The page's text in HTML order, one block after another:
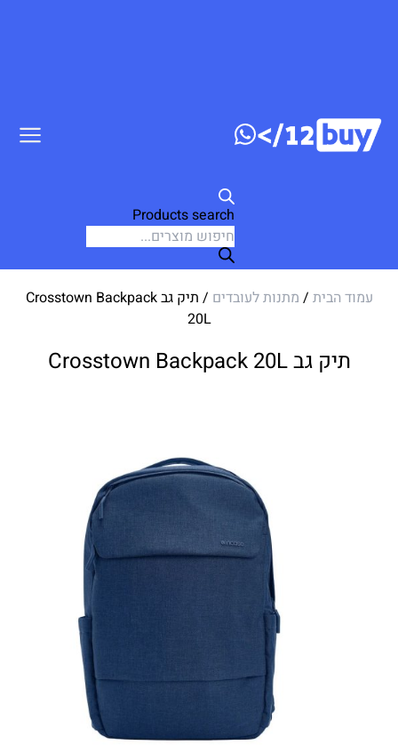
Products search
עמוד הבית/מתנות לעובדים
/ תיק גב Crosstown Backpack
20L
תיק גב Crosstown Backpack 20L